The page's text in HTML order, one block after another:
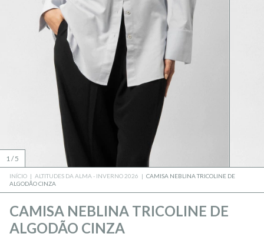
1 /5
INÍCIO | ALTITUDES DA ALMA - INVERNO 2026 | CAMISA NEBLINA TRICOLINE DE
ALGODÃO CINZA
CAMISA NEBLINA TRICOLINE DE
ALGODÃO CINZA